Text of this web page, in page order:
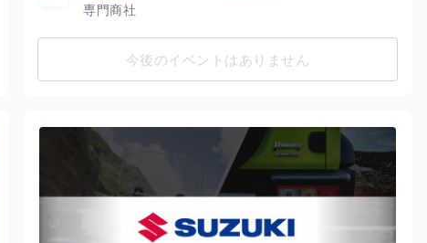
専門商社
今後のイベントはありません